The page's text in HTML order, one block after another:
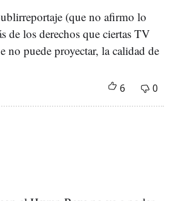
(que no afirmo lo
de los derechos que ciertas TV
no puede proyectar, la calidad de